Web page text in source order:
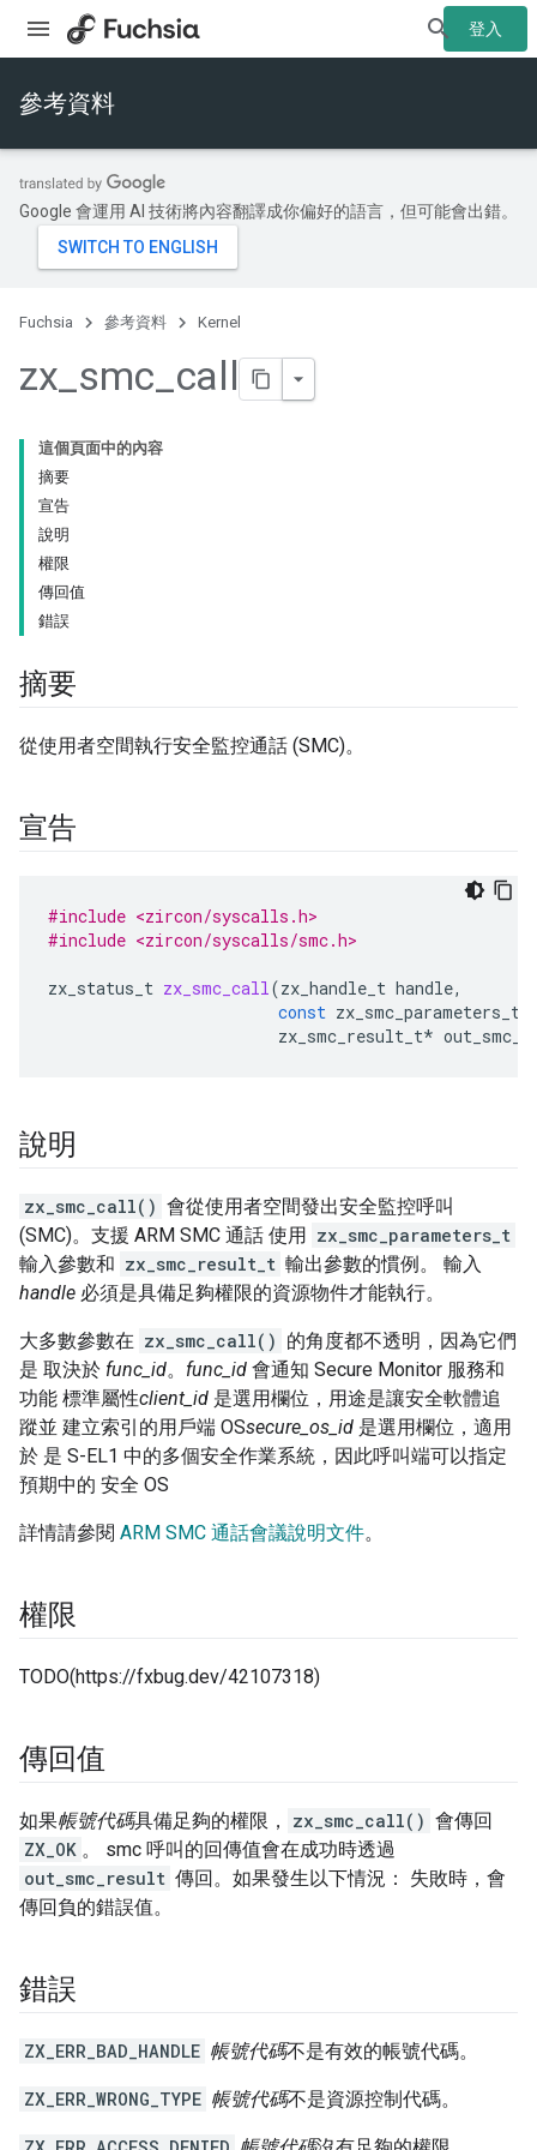
登入
參考資料
Google 會運用 AI 技術將內容翻譯成你偏好的語言，但可能會出錯。
Fuchsia 參考資料 Kernel
zx_smc_call
這個頁面中的內容
摘要
宣告
說明
權限
傳回值
錯誤
摘要
從使用者空間執行安全監控通話 (SMC)。
宣告
#include <zircon/syscalls.h>
#include <zircon/syscalls/smc.h>
zx_status_t zx_smc_call(zx_handle_t handle,
const zx_smc_parameters_t
zx_smc_result_t*
說明
zx_smc_call() 會從使用者空間發出安全監控呼叫
(SMC)。支援 ARM SMC 通話 使用 zx_smc_parameters_t
輸入參數和 zx_smc_result_t 輸出參數的慣例。 輸入
handle 必須是具備足夠權限的資源物件才能執行。
大多數參數在 zx_smc_call() 的角度都不透明，因為它們
是 取決於 func_id。 func_id 會通知 Secure Monitor 服務和
功能 標準屬性client_id 是選用欄位，用途是讓安全軟體追
蹤並 建立索引的用戶端 OSsecure_os_id 是選用欄位，適用
於 是 S-EL1 中的多個安全作業系統，因此呼叫端可以指定
預期中的 安全 OS
詳情請參閱 ARM SMC 通話會議說明文件。
權限
TODO(https://fxbug.dev/42107318)
傳回值
如果帳號代碼具備足夠的權限， zx_smc_call() 會傳回
ZX_OK 。 smc 呼叫的回傳值會在成功時透過
out_smc_result 傳回。如果發生以下情況： 失敗時，會
傳回負的錯誤值。
錯誤
ZX_ERR_BAD_HANDLE 帳號代碼不是有效的帳號代碼。
ZX_ERR_WRONG_TYPE 帳號代碼不是資源控制代碼。